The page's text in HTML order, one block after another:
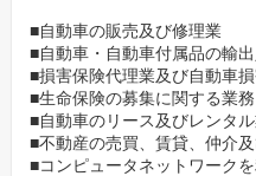
■自動車の販売及び修理業
■自動車・自動車付属品の輸
■損害保険代理業及び自動車
■生命保険の募集に関する業務
■自動車のリース及びレンタ
■不動産の売買、賃貸、仲介
■コンピュータネットワーク